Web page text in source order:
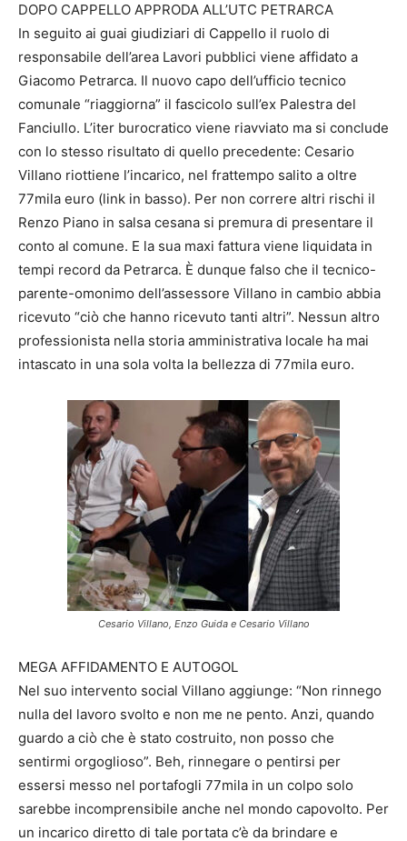
DOPO CAPPELLO APPRODA ALL’UTC PETRARCA
In seguito ai guai giudiziari di Cappello il ruolo di
responsabile dell’area Lavori pubblici viene affidato a
Giacomo Petrarca. Il nuovo capo dell’ufficio tecnico
comunale “riaggiorna” il fascicolo sull’ex Palestra del
Fanciullo. L’iter burocratico viene riavviato ma si conclude
con lo stesso risultato di quello precedente: Cesario
Villano riottiene l’incarico, nel frattempo salito a oltre
77mila euro (link in basso). Per non correre altri rischi il
Renzo Piano in salsa cesana si premura di presentare il
conto al comune. E la sua maxi fattura viene liquidata in
tempi record da Petrarca. È dunque falso che il tecnico-
parente-omonimo dell’assessore Villano in cambio abbia
ricevuto “ciò che hanno ricevuto tanti altri”. Nessun altro
professionista nella storia amministrativa locale ha mai
intascato in una sola volta la bellezza di 77mila euro.
Cesario Villano, Enzo Guida e Cesario Villano
MEGA AFFIDAMENTO E AUTOGOL
Nel suo intervento social Villano aggiunge: “Non rinnego
nulla del lavoro svolto e non me ne pento. Anzi, quando
guardo a ciò che è stato costruito, non posso che
sentirmi orgoglioso”. Beh, rinnegare o pentirsi per
essersi messo nel portafogli 77mila in un colpo solo
sarebbe incomprensibile anche nel mondo capovolto. Per
un incarico diretto di tale portata c’è da brindare e